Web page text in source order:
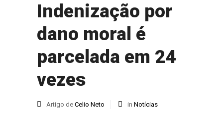
Indenização por
dano moral é
parcelada em 24
vezes
Artigo de Celio Neto in Notícias